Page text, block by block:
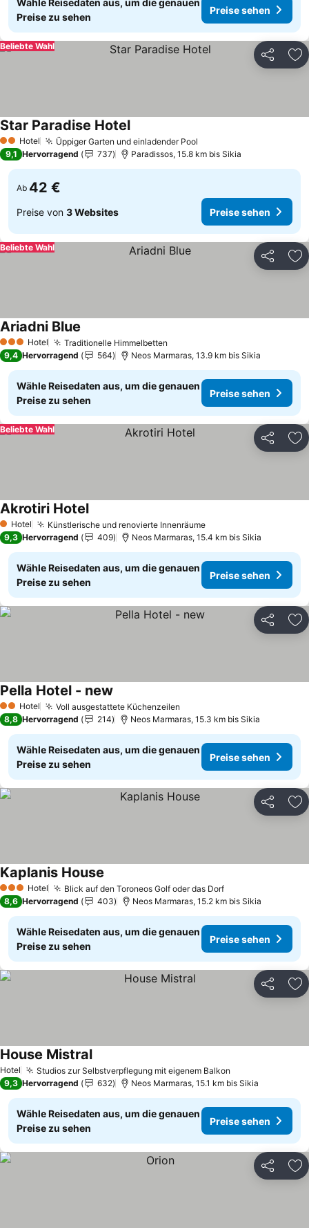
Wähle Reisedaten aus, um die genauen
Preise zu sehen
Preise sehen
Teilen
Beliebte Wahl
2 Sterne
Hotel Üppiger Garten und einladender Pool
Star Paradise Hotel
9,1 Hervorragend 737 Paradissos, 15.8 km bis Sikia
Ab 42 €
Preise von 3 Websites Preise sehen
Teilen
Beliebte Wahl
3 SterneHotel Traditionelle Himmelbetten
Ariadni Blue
9,4 Hervorragend 564 Neos Marmaras, 13.9 km bis Sikia
Wähle Reisedaten aus, um die genauen
Preise zu sehen
Preise sehen
Teilen
Beliebte Wahl
1 Sterne
Hotel Künstlerische und renovierte Innenräume
Akrotiri Hotel
9,3 Hervorragend 409 Neos Marmaras, 15.4 km bis Sikia
Wähle Reisedaten aus, um die genauen
Preise zu sehen
Preise sehen
Teilen
2 Sterne
Hotel Voll ausgestattete Küchenzeilen
Pella Hotel - new
8,8 Hervorragend 214 Neos Marmaras, 15.3 km bis Sikia
Wähle Reisedaten aus, um die genauen
Preise zu sehen
Preise sehen
Teilen
3 SterneHotel Blick auf den Toroneos Golf oder das Dorf
Kaplanis House
8,6 Hervorragend 403 Neos Marmaras, 15.2 km bis Sikia
Wähle Reisedaten aus, um die genauen
Preise zu sehen
Preise sehen
Teilen
Hotel Studios zur Selbstverpflegung mit eigenem Balkon
House Mistral
9,3 Hervorragend 632 Neos Marmaras, 15.1 km bis Sikia
Wähle Reisedaten aus, um die genauen
Preise zu sehen
Preise sehen
Teilen